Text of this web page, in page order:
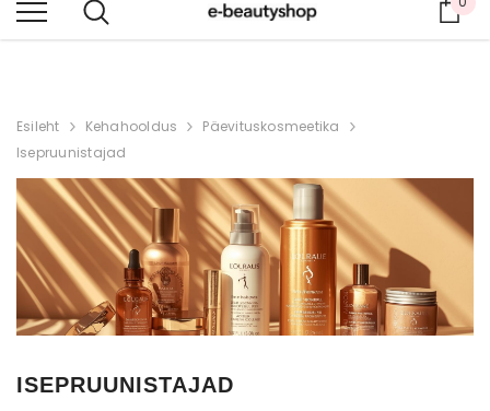
ILU, MIS HOOLIB SINUST
Esileht Kehahooldus
Päevituskosmeetika
Isepruunistajad
ISEPRUUNISTAJAD